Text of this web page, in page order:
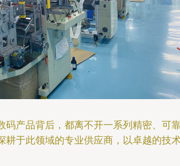
产品背后，都离不开一系列精密、可
于此领域的专业供应商，以卓越的技